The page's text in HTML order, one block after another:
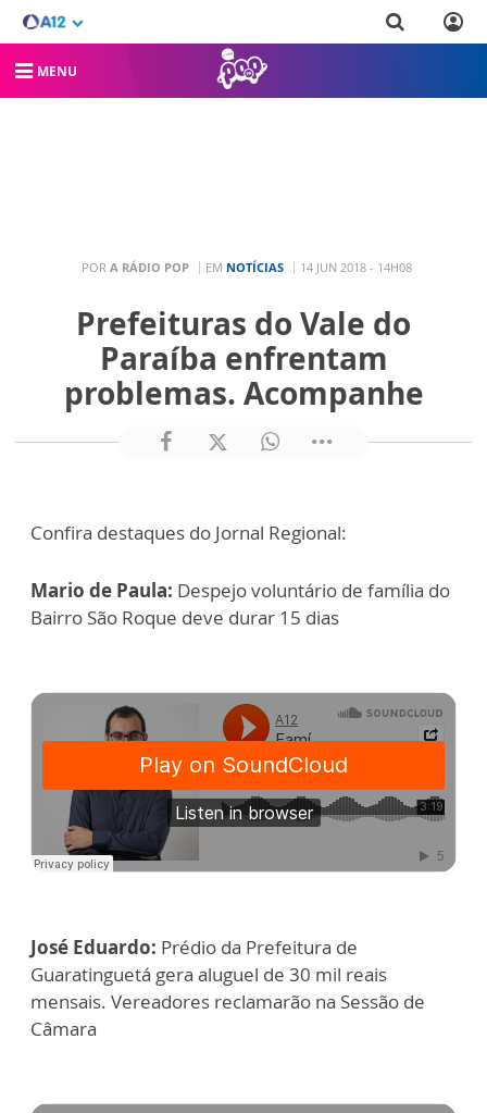
MENU
POR A RÁDIO POP EM NOTÍCIAS 14 JUN 2018 - 14H08
Prefeituras do Vale do
Paraíba enfrentam
problemas. Acompanhe
Confira destaques do Jornal Regional:
Mario de Paula: Despejo voluntário de família do
Bairro São Roque deve durar 15 dias
José Eduardo: Prédio da Prefeitura de
Guaratinguetá gera aluguel de 30 mil reais
mensais. Vereadores reclamarão na Sessão de
Câmara